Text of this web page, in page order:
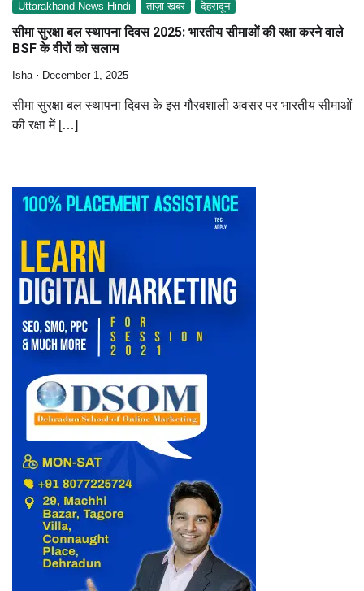
Uttarakhand News Hindi ताज़ा ख़बर देहरादून
सीमा सुरक्षा बल स्थापना दिवस 2025: भारतीय सीमाओं की रक्षा करने वाले
BSF के वीरों को सलाम
Isha December 1, 2025
सीमा सुरक्षा बल स्थापना दिवस के इस गौरवशाली अवसर पर भारतीय सीमाओं
की रक्षा में […]